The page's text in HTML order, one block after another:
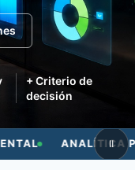
+ Criterio de
decisión
Calidad y
ANALÍTICAⅡ